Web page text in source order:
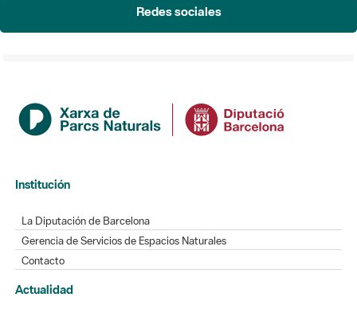
Institución
Gerencia de Servicios de Espacios Naturales
Actualidad
Noticias
Agenda